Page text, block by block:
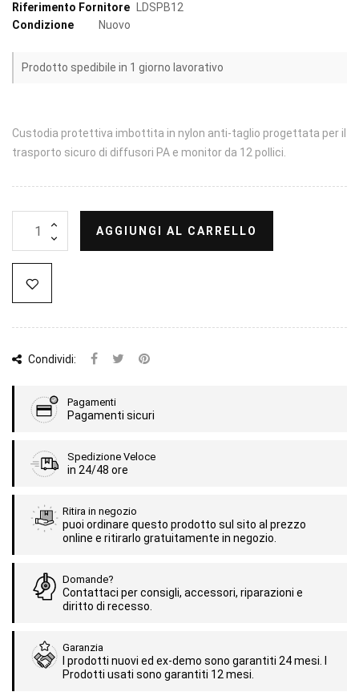
Riferimento Fornitore
LDSPB12
Condizione
Nuovo
Prodotto spedibile in 1 giorno lavorativo
Custodia protettiva imbottita in nylon anti-taglio progettata per il
trasporto sicuro di diffusori PA e monitor da 12 pollici.
AGGIUNGI AL CARRELLO
Condividi:
Pagamenti
Pagamenti sicuri
Spedizione Veloce
in 24/48 ore
Ritira in negozio
puoi ordinare questo prodotto sul sito al prezzo
online e ritirarlo gratuitamente in negozio.
Domande?
Contattaci per consigli, accessori, riparazioni e
diritto di recesso.
Garanzia
I prodotti nuovi ed ex-demo sono garantiti 24 mesi. I
Prodotti usati sono garantiti 12 mesi.